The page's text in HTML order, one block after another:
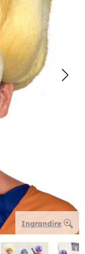
Ingrandire